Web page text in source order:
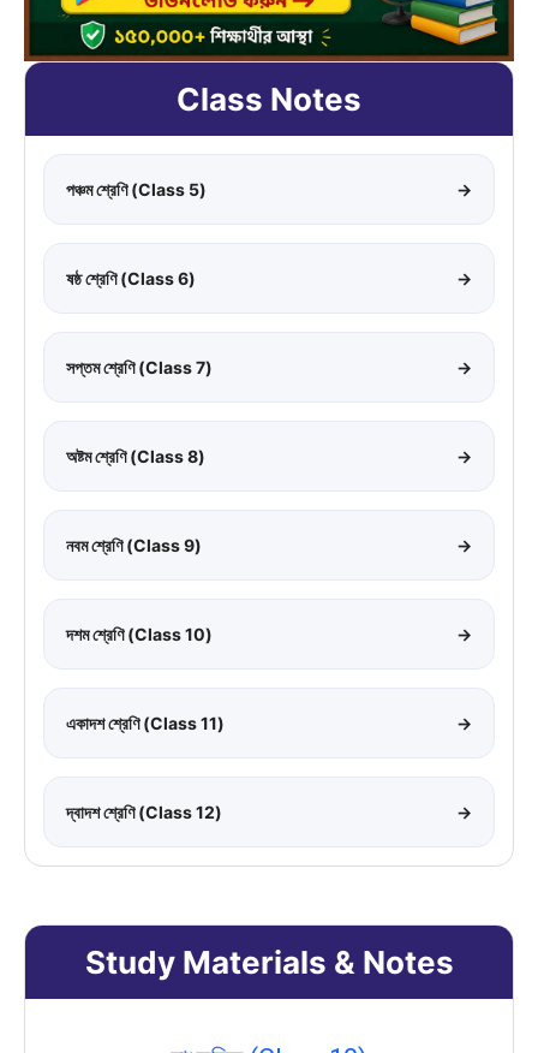
Class Notes
পঞ্চম শ্রেণি (Class 5) →
ষষ্ঠ শ্রেণি (Class 6) →
সপ্তম শ্রেণি (Class 7) →
অষ্টম শ্রেণি (Class 8) →
নবম শ্রেণি (Class 9) →
দশম শ্রেণি (Class 10) →
একাদশ শ্রেণি (Class 11) →
দ্বাদশ শ্রেণি (Class 12) →
Study Materials & Notes